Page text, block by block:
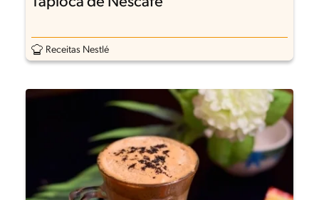
Receitas Nestlé